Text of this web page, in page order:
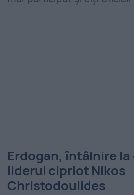
Erdogan, întâlnire la
liderul cipriot Nikos
Christodoulides